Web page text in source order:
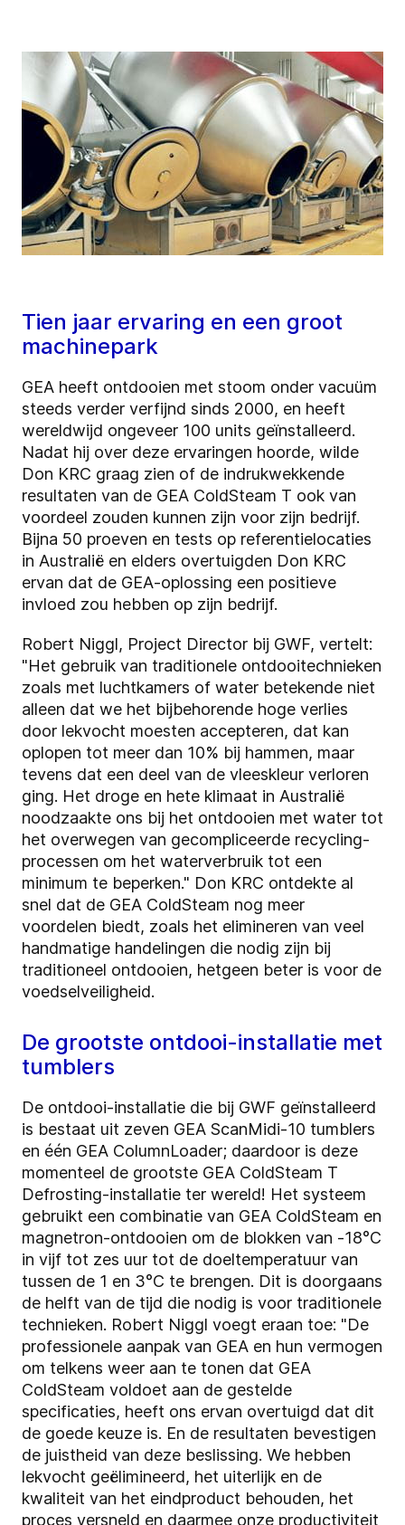
Tien jaar ervaring en een groot
machinepark
GEA heeft ontdooien met stoom onder vacuüm
steeds verder verfijnd sinds 2000, en heeft
wereldwijd ongeveer 100 units geïnstalleerd.
Nadat hij over deze ervaringen hoorde, wilde
Don KRC graag zien of de indrukwekkende
resultaten van de GEA ColdSteam T ook van
voordeel zouden kunnen zijn voor zijn bedrijf.
Bijna 50 proeven en tests op referentielocaties
in Australië en elders overtuigden Don KRC
ervan dat de GEA-oplossing een positieve
invloed zou hebben op zijn bedrijf.
Robert Niggl, Project Director bij GWF, vertelt:
"Het gebruik van traditionele ontdooitechnieken
zoals met luchtkamers of water betekende niet
alleen dat we het bijbehorende hoge verlies
door lekvocht moesten accepteren, dat kan
oplopen tot meer dan 10% bij hammen, maar
tevens dat een deel van de vleeskleur verloren
ging. Het droge en hete klimaat in Australië
noodzaakte ons bij het ontdooien met water tot
het overwegen van gecompliceerde recycling-
processen om het waterverbruik tot een
minimum te beperken." Don KRC ontdekte al
snel dat de GEA ColdSteam nog meer
voordelen biedt, zoals het elimineren van veel
handmatige handelingen die nodig zijn bij
traditioneel ontdooien, hetgeen beter is voor de
voedselveiligheid.
De grootste ontdooi-installatie met
tumblers
De ontdooi-installatie die bij GWF geïnstalleerd
is bestaat uit zeven GEA ScanMidi-10 tumblers
en één GEA ColumnLoader; daardoor is deze
momenteel de grootste GEA ColdSteam T
Defrosting-installatie ter wereld! Het systeem
gebruikt een combinatie van GEA ColdSteam en
magnetron-ontdooien om de blokken van -18°C
in vijf tot zes uur tot de doeltemperatuur van
tussen de 1 en 3°C te brengen. Dit is doorgaans
de helft van de tijd die nodig is voor traditionele
technieken. Robert Niggl voegt eraan toe: "De
professionele aanpak van GEA en hun vermogen
om telkens weer aan te tonen dat GEA
ColdSteam voldoet aan de gestelde
specificaties, heeft ons ervan overtuigd dat dit
de goede keuze is. En de resultaten bevestigen
de juistheid van deze beslissing. We hebben
lekvocht geëlimineerd, het uiterlijk en de
kwaliteit van het eindproduct behouden, het
proces versneld en daarmee onze productiviteit